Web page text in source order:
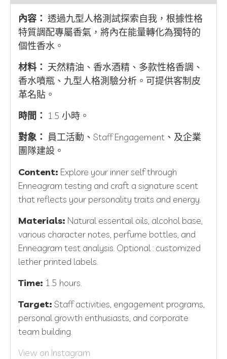
內容： 透過九型人格測試探索自我，根據性格
特質調配專屬香氣，將內在能量轉化為獨特的
個性香水。
材料： 天然精油、香水酒精、多款性格香調、
香水噴瓶、九型人格測驗分析。可提供客制皮
革名貼。
時間： 1.5 小時。
對象： 員工活動、Staff Engagement、及企業
團隊建設。
Content: Explore your inner self through
Enneagram testing and craft a signature scent
that reflects your personality traits and energy.
Materials: Natural essentail oils, alcohol base,
various character notes, perfume bottles, and
Enneagram test analysis. Optional : customized
lether printed labels.
Time: 1.5 hours.
Target: Staff activities, engagement programs,
personal growth enthusiasts, and corporate
team building.
View on Instagram